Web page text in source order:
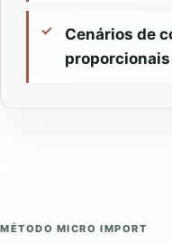
Cenários de
proporcionais
MÉTODO MICRO IMPORT